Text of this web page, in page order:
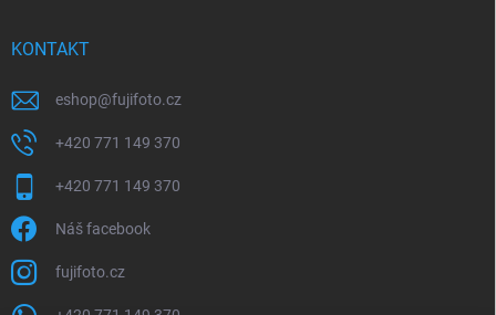
KONTAKT
eshop@fujifoto.cz
+420 771 149 370
+420 771 149 370
Náš facebook
fujifoto.cz